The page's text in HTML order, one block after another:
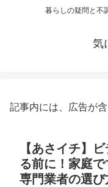
暮らしの疑問と不
気
記事内には、広告が含
【あさイチ】
る前に！家庭
専門業者の選